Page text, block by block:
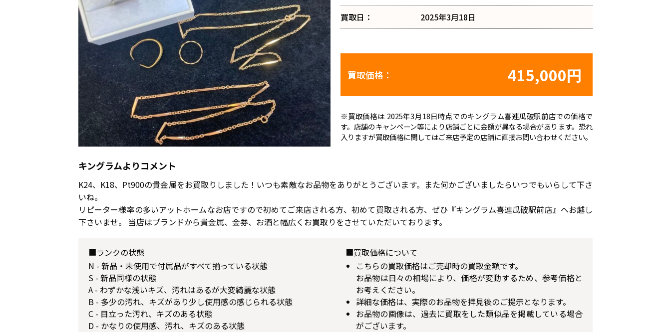
買取日：
2025年3月18日
買取価格： 415,000円
※買取価格は 2025年3月18日時点でのキングラム喜連瓜破駅前店での価格で
す。店舗のキャンペーン等により店舗ごとに金額が異なる場合があります。恐れ
入りますが買取価格に関してはご来店予定の店舗に直接お問い合わせください。
キングラムよりコメント
K24、K18、Pt900の貴金属をお買取りしました！いつも素敵なお品物をありがとうございます。また何かございましたらいつでもいらして下さ
いね。
リピーター様率の多いアットホームなお店ですので初めてご来店される方、初めて買取される方、ぜひ『キングラム喜連瓜破駅前店』へお越し
下さいませ。 当店はブランドから貴金属、金券、お酒と幅広くお買取りをさせていただいております。
■ランクの状態
N - 新品・未使用で付属品がすべて揃っている状態
S - 新品同様の状態
A - わずかな浅いキズ、汚れはあるが大変綺麗な状態
B - 多少の汚れ、キズがあり少し使用感の感じられる状態
C - 目立った汚れ、キズのある状態
D - かなりの使用感、汚れ、キズのある状態
■買取価格について
こちらの買取価格はご売却時の買取金額です。
お品物は日々の相場により、価格が変動するため、参考価格と
お考えください。
詳細な価格は、実際のお品物を拝見後のご提示となります。
お品物の画像は、過去に買取をした類似品を掲載している場合
がございます。